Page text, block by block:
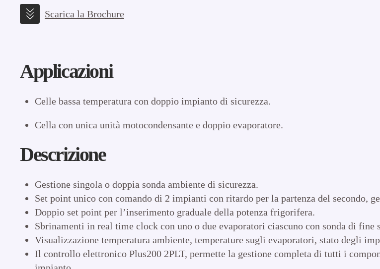
Scarica la Brochure
Applicazioni
Celle bassa temperatura con doppio impianto di sicurezza.
Cella con unica unità motocondensante e doppio evaporatore.
Descrizione
Gestione singola o doppia sonda ambiente di sicurezza.
Set point unico con comando di 2 impianti con ritardo per la partenza del secondo,
Doppio set point per l’inserimento graduale della potenza frigorifera.
Sbrinamenti in real time clock con uno o due evaporatori ciascuno con sonda di fine
Visualizzazione temperatura ambiente, temperature sugli evaporatori, stato degli
Il controllo elettronico Plus200 2PLT, permette la gestione completa di tutti i